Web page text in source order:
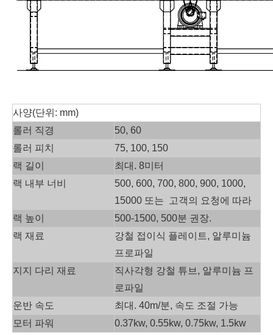
사양(단위: mm)
롤러 직경
50, 60
롤러 피치
75, 100, 150
랙 길이
최대. 8미터
랙 내부 너비
500, 600, 700, 800, 900, 1000,
15000 또는 고객의 요청에 따라
랙 높이
500-1500, 500분 권장.
랙 재료
강철 접이식 플레이트, 알루미늄
프로파일
지지 다리 재료
직사각형 강철 튜브, 알루미늄 프
로파일
운반 속도
최대. 40m/분, 속도 조절 가능
모터 파워
0.37kw, 0.55kw, 0.75kw, 1.5kw